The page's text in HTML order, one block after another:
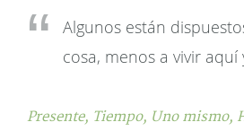
Algunos están
cosa, menos a vivir aquí
Presente, Tiempo, Uno mismo,